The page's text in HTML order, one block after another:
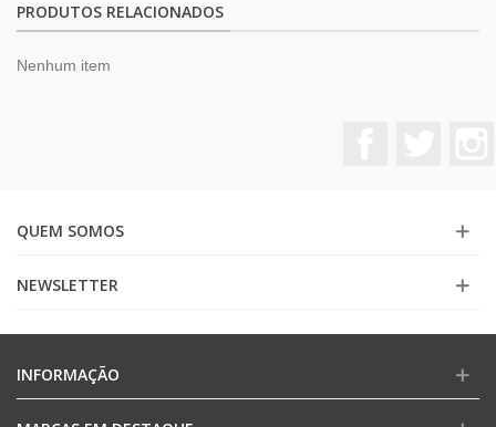
PRODUTOS RELACIONADOS
Nenhum item
QUEM SOMOS
NEWSLETTER
INFORMAÇÃO